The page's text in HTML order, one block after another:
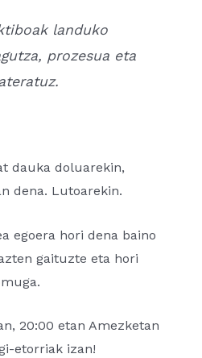
landuko
prozesua eta
dauka doluarekin,
dena. Lutoarekin.
egoera hori dena baino
gaituzte eta hori
20:00 etan Amezketan
etorriak izan!